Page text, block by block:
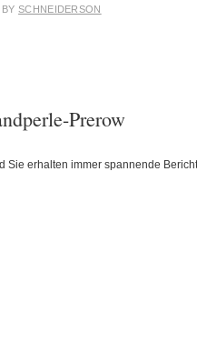
BYSCHNEIDERSON
Prerow
Sie erhalten immer spannende